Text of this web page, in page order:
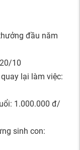
đầu năm
10
lại làm việc:
1.000.000 đ/
sinh con: